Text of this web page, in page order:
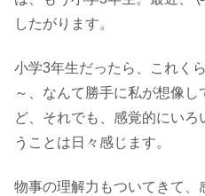
したがります。
小学3年生だったら、これく
～、なんて勝手に私が想像
ど、それでも、感覚的にい
うことは日々感じます。
物事の理解力もついてきて、